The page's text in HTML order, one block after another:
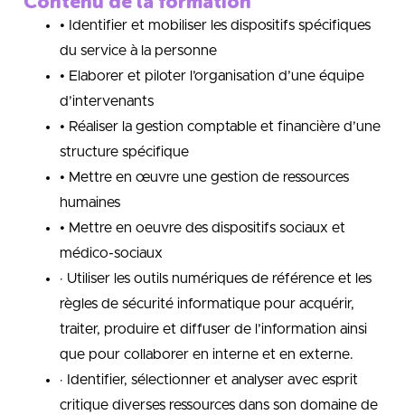
• Identifier et mobiliser les dispositifs spécifiques
du service à la personne
• Elaborer et piloter l’organisation d’une équipe
d’intervenants
• Réaliser la gestion comptable et financière d’une
structure spécifique
• Mettre en œuvre une gestion de ressources
humaines
• Mettre en oeuvre des dispositifs sociaux et
médico-sociaux
· Utiliser les outils numériques de référence et les
règles de sécurité informatique pour acquérir,
traiter, produire et diffuser de l’information ainsi
que pour collaborer en interne et en externe.
· Identifier, sélectionner et analyser avec esprit
critique diverses ressources dans son domaine de